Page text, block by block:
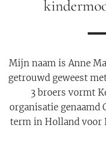
Mijn naam is Anne
getrouwd geweest
3 broers vormt
organisatie genaamd
term in Holland voor